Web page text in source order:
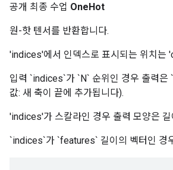
공개 최종 수업 OneHot
원-핫 텐서를 반환합니다.
'indices'에서 인덱스로 표시되는 위치는
입력 `indices`가 `N` 순위인 경우 출력
값: 새 축이 끝에 추가됩니다).
'indices'가 스칼라인 경우 출력 모양은
`indices`가 `features` 길이의 벡터인 경